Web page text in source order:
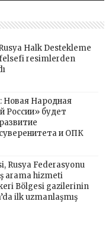
Halk Destekleme
resimlerden
Новая Народная
России» будет
и ОПК
Rusya Federasyonu
arama hizmeti
Bölgesi gazilerinin
ilk uzmanlaşmış